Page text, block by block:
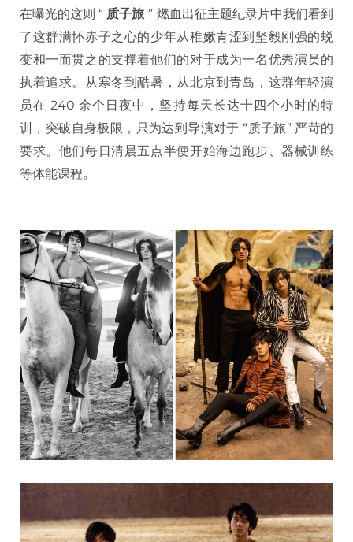
在曝光的这则 “ 质子旅 ” 燃血出征主题纪录片中我们看到
了这群满怀赤子之心的少年从稚嫩青涩到坚毅刚强的蜕
变和一而贯之的支撑着他们的对于成为一名优秀演员的
执着追求。从寒冬到酷暑，从北京到青岛，这群年轻演
员在 240 余个日夜中，坚持每天长达十四个小时的特
训，突破自身极限，只为达到导演对于 “质子旅” 严苛的
要求。他们每日清晨五点半便开始海边跑步、器械训练
等体能课程。